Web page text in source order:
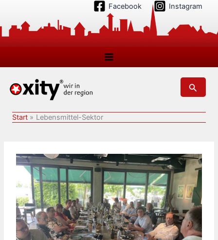
springen
Facebook Instagram
Suchen
Start Lebensmittel-Sektor